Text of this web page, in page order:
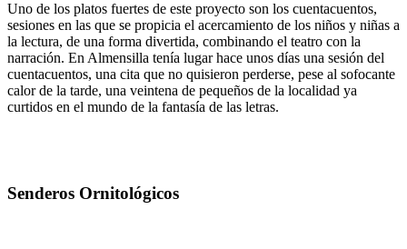
Uno de los platos fuertes de este proyecto son los cuentacuentos,
sesiones en las que se propicia el acercamiento de los niños y niñas a
la lectura, de una forma divertida, combinando el teatro con la
narración. En Almensilla tenía lugar hace unos días una sesión del
cuentacuentos, una cita que no quisieron perderse, pese al sofocante
calor de la tarde, una veintena de pequeños de la localidad ya
curtidos en el mundo de la fantasía de las letras.
Senderos Ornitológicos